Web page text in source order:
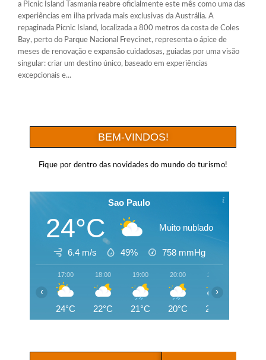
a Picnic Island Tasmania reabre oficialmente este mês como uma das
experiências em ilha privada mais exclusivas da Austrália. A
repaginada Picnic Island, localizada a 800 metros da costa de Coles
Bay, perto do Parque Nacional Freycinet, representa o ápice de
meses de renovação e expansão cuidadosas, guiadas por uma visão
singular: criar um destino único, baseado em experiências
excepcionais e...
BEM-VINDOS!
Fique por dentro das novidades do mundo do turismo!
Sao Paulo
24°C Muito nublado
6.4 m/s 49% 758 mmHg
17:00
24°C
18:00
22°C
19:00
21°C
20:00
20°C
21:00
20°C
‹ ›